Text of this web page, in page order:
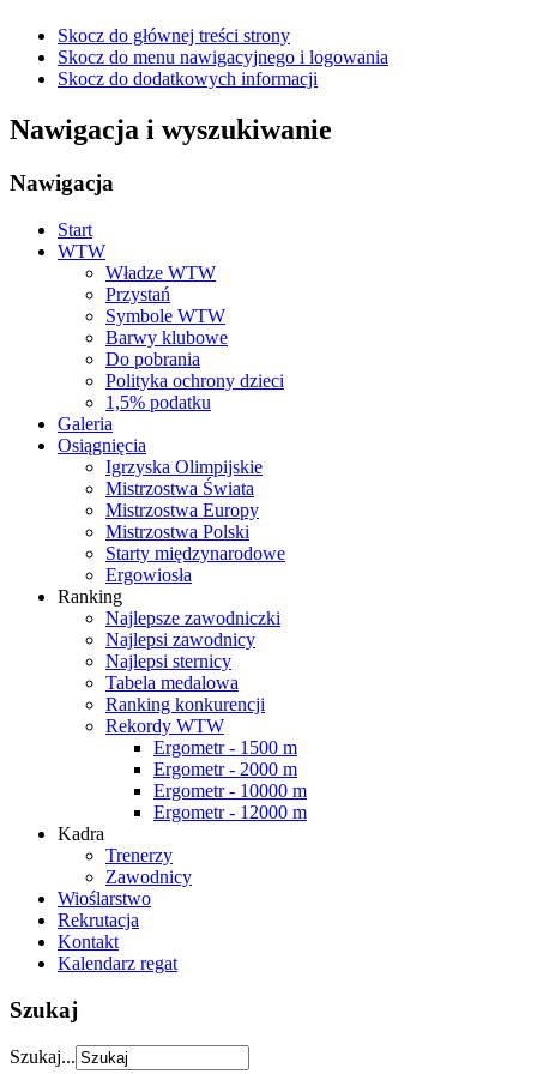
Skocz do głównej treści strony
Skocz do menu nawigacyjnego i logowania
Skocz do dodatkowych informacji
Nawigacja i wyszukiwanie
Nawigacja
Start
WTW
Władze WTW
Przystań
Symbole WTW
Barwy klubowe
Do pobrania
Polityka ochrony dzieci
1,5% podatku
Galeria
Osiągnięcia
Igrzyska Olimpijskie
Mistrzostwa Świata
Mistrzostwa Europy
Mistrzostwa Polski
Starty międzynarodowe
Ergowiosła
Ranking
Najlepsze zawodniczki
Najlepsi zawodnicy
Najlepsi sternicy
Tabela medalowa
Ranking konkurencji
Rekordy WTW
Ergometr - 1500 m
Ergometr - 2000 m
Ergometr - 10000 m
Ergometr - 12000 m
Kadra
Trenerzy
Zawodnicy
Wioślarstwo
Rekrutacja
Kontakt
Kalendarz regat
Szukaj
Szukaj...